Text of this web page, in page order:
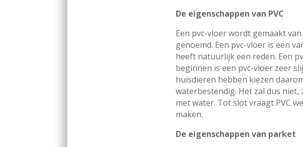
De eigenschappen van PVC
Een pvc-vloer wordt gemaakt
genoemd. Een pvc-vloer is een
heeft natuurlijk een reden. Een
beginnen is een pvc-vloer zeer
huisdieren hebben kiezen
waterbestendig. Het zal dus
met water. Tot slot vraagt PVC
maken.
De eigenschappen van parket